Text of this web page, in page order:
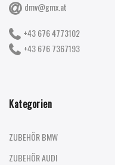
dmv@gmx.at
+43 676 4773102
+43 676 7367193
Kategorien
ZUBEHÖR BMW
ZUBEHÖR AUDI